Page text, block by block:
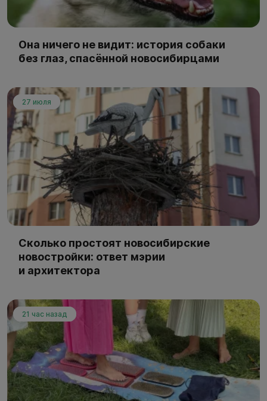
Она ничего не видит: история собаки
без глаз, спасённой новосибирцами
27 июля
Сколько простоят новосибирские
новостройки: ответ мэрии
и архитектора
21 час назад